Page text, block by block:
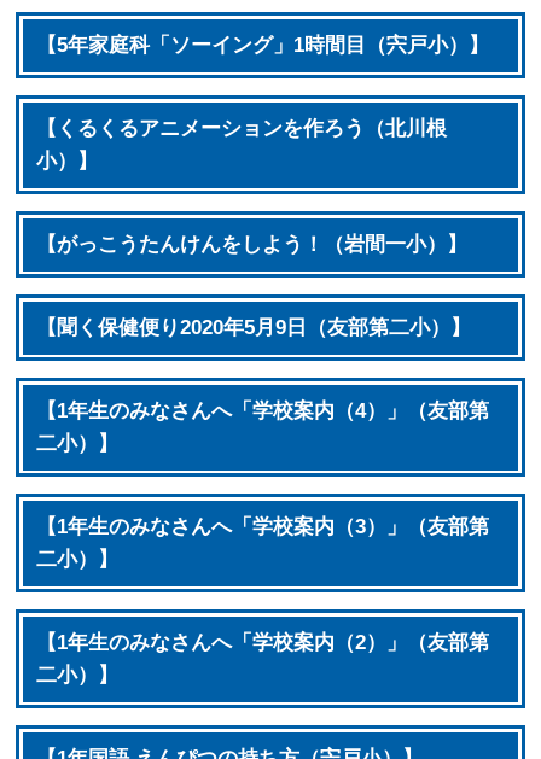
【5年家庭科「ソーイング」1時間目（宍戸小）】
【くるくるアニメーションを作ろう（北川根
小）】
【がっこうたんけんをしよう！（岩間一小）】
【聞く保健便り2020年5月9日（友部第二小）】
【1年生のみなさんへ「学校案内（4）」（友部第
二小）】
【1年生のみなさんへ「学校案内（3）」（友部第
二小）】
【1年生のみなさんへ「学校案内（2）」（友部第
二小）】